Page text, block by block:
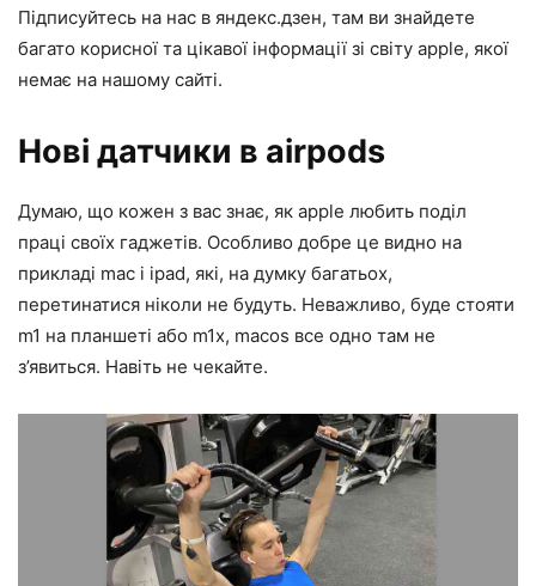
Підписуйтесь на нас в яндекс.дзен, там ви знайдете
багато корисної та цікавої інформації зі світу apple, якої
немає на нашому сайті.
Нові датчики в airpods
Думаю, що кожен з вас знає, як apple любить поділ
праці своїх гаджетів. Особливо добре це видно на
прикладі mac і ipad, які, на думку багатьох,
перетинатися ніколи не будуть. Неважливо, буде стояти
m1 на планшеті або m1x, macos все одно там не
з’явиться. Навіть не чекайте.